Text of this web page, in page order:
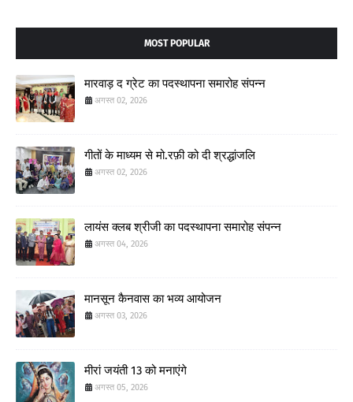
MOST POPULAR
मारवाड़ द ग्रेट का पदस्थापना समारोह संपन्न
अगस्त 02, 2026
गीतों के माध्यम से मो.रफ़ी को दी श्रद्धांजलि
अगस्त 02, 2026
लायंस क्लब श्रीजी का पदस्थापना समारोह संपन्न
अगस्त 04, 2026
मानसून कैनवास का भव्य आयोजन
अगस्त 03, 2026
मीरां जयंती 13 को मनाएंगे
अगस्त 05, 2026